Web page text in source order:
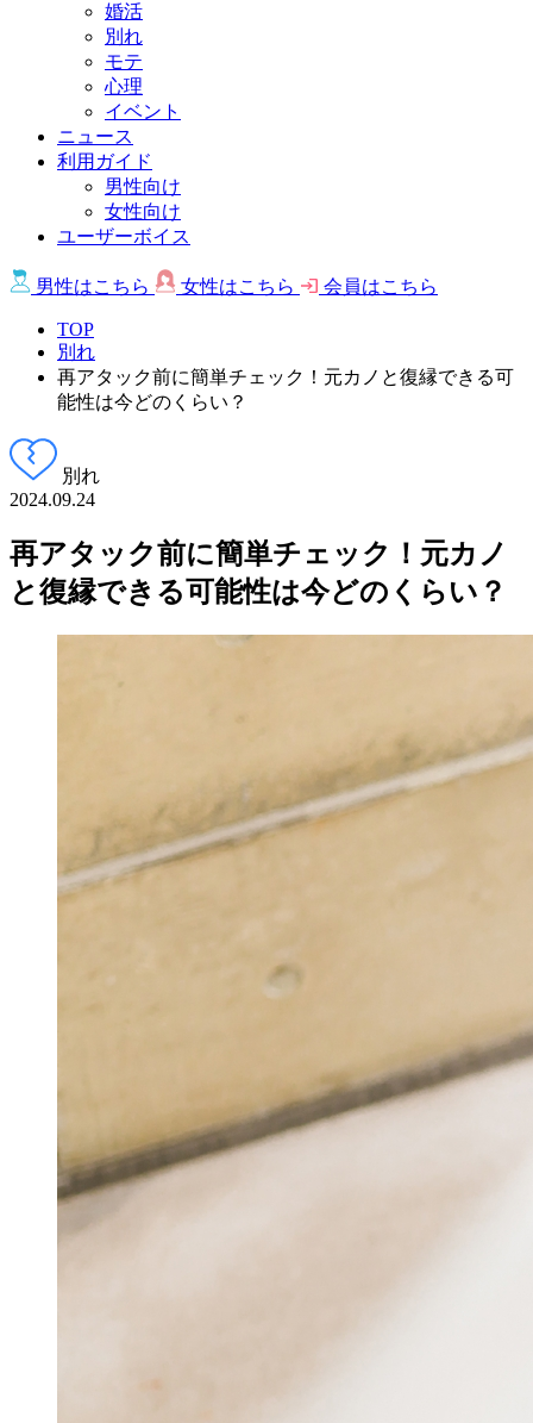
婚活
別れ
モテ
心理
イベント
ニュース
利用ガイド
男性向け
女性向け
ユーザーボイス
男性はこちら 女性はこちら 会員はこちら
TOP
別れ
再アタック前に簡単チェック！元カノと復縁できる可
能性は今どのくらい？
別れ
2024.09.24
再アタック前に簡単チェック！元カノ
と復縁できる可能性は今どのくらい？